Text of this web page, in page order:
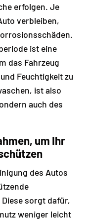
erfolgen. Je
verbleiben,
ist eine
das Fahrzeug
Feuchtigkeit zu
ist also
auch des
um Ihr
des Autos
sorgt dafür,
weniger leicht